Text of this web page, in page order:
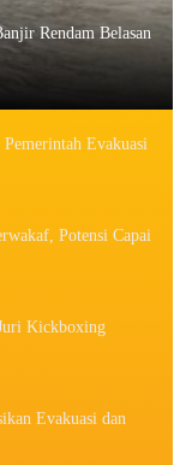
Rendam Belasan
Evakuasi
Potensi Capai
Kickboxing
Evakuasi dan